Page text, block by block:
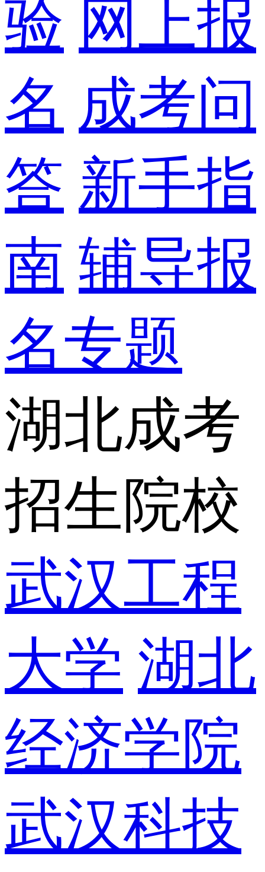
验 网上报
名 成考问
答 新手指
南 辅导报
名专题
湖北成考
招生院校
武汉工程
大学 湖北
经济学院
武汉科技